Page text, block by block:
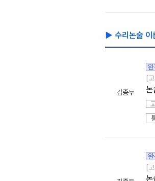
▶ 수리논술
김종두
[
논
[
논